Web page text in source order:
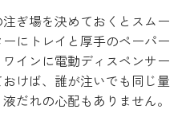
ぎ場を決めておくとスムー
にトレイと厚手のペーパー
インに電動ディスペンサー
おけば、誰が注いでも同じ量
だれの心配もありません。